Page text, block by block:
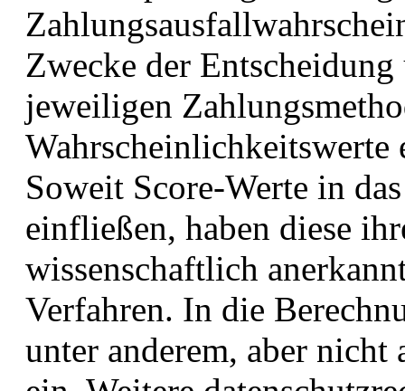
Zwecke der
jeweiligen
Wahrscheinlichkeitswerte
Soweit Score-Werte in
einfließen, haben diese
wissenschaftlich
Verfahren. In die
unter anderem, aber